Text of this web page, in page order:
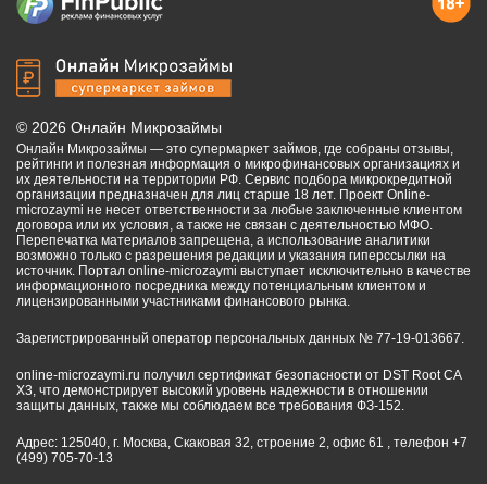
© 2026 Онлайн Микрозаймы
Онлайн Микрозаймы — это супермаркет займов, где собраны отзывы,
рейтинги и полезная информация о микрофинансовых организациях и
их деятельности на территории РФ. Сервис подбора микрокредитной
организации предназначен для лиц старше 18 лет. Проект Online-
microzaymi не несет ответственности за любые заключенные клиентом
договора или их условия, а также не связан с деятельностью МФО.
Перепечатка материалов запрещена, а использование аналитики
возможно только с разрешения редакции и указания гиперссылки на
источник. Портал online-microzaymi выступает исключительно в качестве
информационного посредника между потенциальным клиентом и
лицензированными участниками финансового рынка.
Зарегистрированный оператор персональных данных № 77-19-013667.
online-microzaymi.ru получил сертификат безопасности от DST Root CA
X3, что демонстрирует высокий уровень надежности в отношении
защиты данных, также мы соблюдаем все требования ФЗ-152.
Адрес: 125040, г. Москва, Скаковая 32, строение 2, офис 61 , телефон +7
(499) 705-70-13